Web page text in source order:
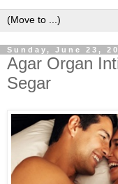
Sunday, June 23,
Agar Organ
Segar